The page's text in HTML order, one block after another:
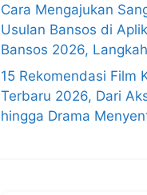
Cara Mengajukan
Usulan Bansos di
Bansos 2026,
15 Rekomendasi Film
Terbaru 2026, Dari
hingga Drama